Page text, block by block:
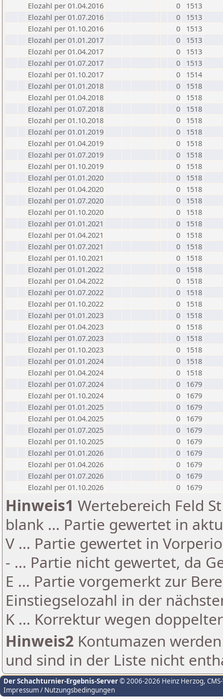
Elozahl per 01.04.2016
0
1513
Elozahl per 01.07.2016
0
1513
Elozahl per 01.10.2016
0
1513
Elozahl per 01.01.2017
0
1513
Elozahl per 01.04.2017
0
1513
Elozahl per 01.07.2017
0
1513
Elozahl per 01.10.2017
0
1514
Elozahl per 01.01.2018
0
1518
Elozahl per 01.04.2018
0
1518
Elozahl per 01.07.2018
0
1518
Elozahl per 01.10.2018
0
1518
Elozahl per 01.01.2019
0
1518
Elozahl per 01.04.2019
0
1518
Elozahl per 01.07.2019
0
1518
Elozahl per 01.10.2019
0
1518
Elozahl per 01.01.2020
0
1518
Elozahl per 01.04.2020
0
1518
Elozahl per 01.07.2020
0
1518
Elozahl per 01.10.2020
0
1518
Elozahl per 01.01.2021
0
1518
Elozahl per 01.04.2021
0
1518
Elozahl per 01.07.2021
0
1518
Elozahl per 01.10.2021
0
1518
Elozahl per 01.01.2022
0
1518
Elozahl per 01.04.2022
0
1518
Elozahl per 01.07.2022
0
1518
Elozahl per 01.10.2022
0
1518
Elozahl per 01.01.2023
0
1518
Elozahl per 01.04.2023
0
1518
Elozahl per 01.07.2023
0
1518
Elozahl per 01.10.2023
0
1518
Elozahl per 01.01.2024
0
1518
Elozahl per 01.04.2024
0
1518
Elozahl per 01.07.2024
0
1679
Elozahl per 01.10.2024
0
1679
Elozahl per 01.01.2025
0
1679
Elozahl per 01.04.2025
0
1679
Elozahl per 01.07.2025
0
1679
Elozahl per 01.10.2025
0
1679
Elozahl per 01.01.2026
0
1679
Elozahl per 01.04.2026
0
1679
Elozahl per 01.07.2026
0
1679
Elozahl per 01.10.2026
0 1679
Hinweis1 Wertebereich Feld
blank ... Partie gewertet in
V ... Partie gewertet in
- ... Partie nicht gewertet, da
E ... Partie vorgemerkt zur
Einstiegselozahl in der
K ... Korrektur wegen
Hinweis2 Kontumazen
und sind in der Liste nicht
Der Schachturnier-Ergebnis-Server© 2006-2026 Heinz Herzog,
Impressum / Nutzungsbedingungen